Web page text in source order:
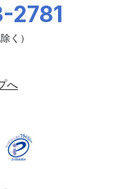
2781
へ